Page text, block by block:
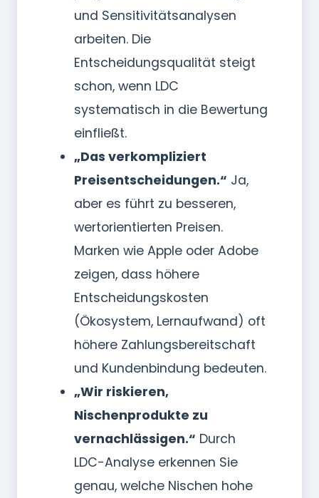
und Sensitivitätsanalysen
arbeiten. Die
Entscheidungsqualität steigt
schon, wenn LDC
systematisch in die Bewertung
einfließt.
„Das verkompliziert
Preisentscheidungen.“ Ja,
aber es führt zu besseren,
wertorientierten Preisen.
Marken wie Apple oder Adobe
zeigen, dass höhere
Entscheidungskosten
(Ökosystem, Lernaufwand) oft
höhere Zahlungsbereitschaft
und Kundenbindung bedeuten.
„Wir riskieren,
Nischenprodukte zu
vernachlässigen.“ Durch
LDC-Analyse erkennen Sie
genau, welche Nischen hohe